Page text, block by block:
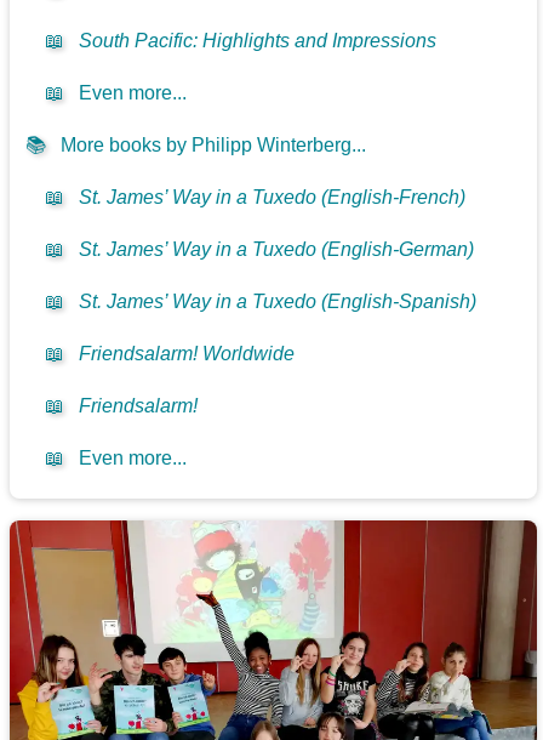
📖 South Pacific: Highlights and Impressions
📖 Even more...
📚 More books by Philipp Winterberg...
📖 St. James’ Way in a Tuxedo (English-French)
📖 St. James’ Way in a Tuxedo (English-German)
📖 St. James’ Way in a Tuxedo (English-Spanish)
📖 Friendsalarm! Worldwide
📖 Friendsalarm!
📖 Even more...